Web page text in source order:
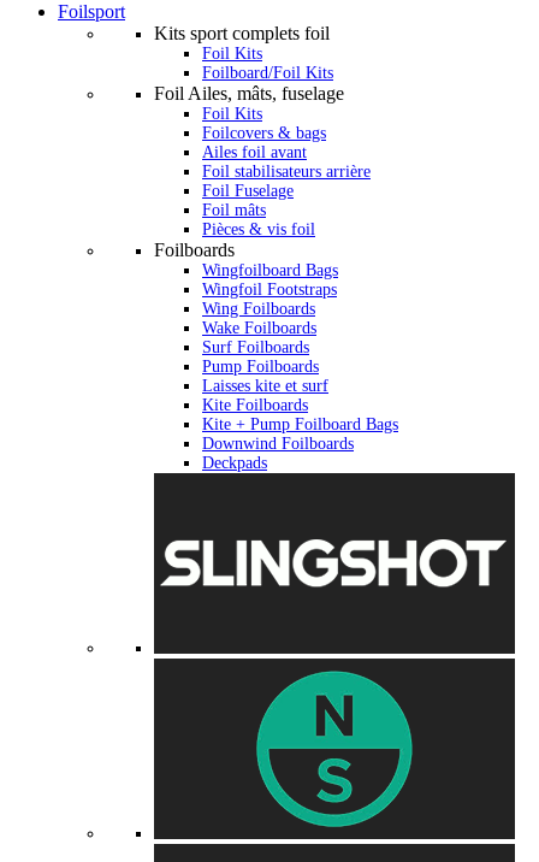
Foilsport
Kits sport complets foil
Foil Kits
Foilboard/Foil Kits
Foil Ailes, mâts, fuselage
Foil Kits
Foilcovers & bags
Ailes foil avant
Foil stabilisateurs arrière
Foil Fuselage
Foil mâts
Pièces & vis foil
Foilboards
Wingfoilboard Bags
Wingfoil Footstraps
Wing Foilboards
Wake Foilboards
Surf Foilboards
Pump Foilboards
Laisses kite et surf
Kite Foilboards
Kite + Pump Foilboard Bags
Downwind Foilboards
Deckpads